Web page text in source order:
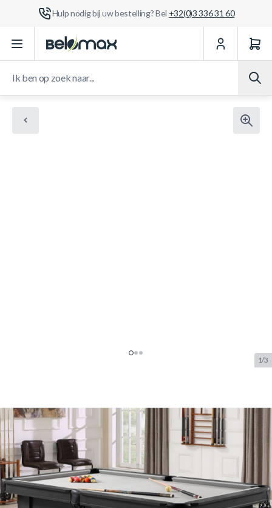
Hulp nodig bij uw bestelling? Bel +32(0)3 336 31 60
Ga naar de inhoud
1/3
Matte Black 8FT
SKU:TT.PC0376 Merk: TopTable
€ 2.409,99 Op voorraad
Aanpasbare opties: